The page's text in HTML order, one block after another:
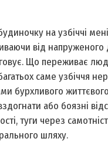
на узбіччі
від
Що переживає
саме узбіччя
бурхливого
або боязні
туги через
шляху.